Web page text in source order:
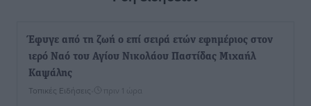
Έφυγε από τη ζωή ο επί σειρά ετών εφημέριος στον
ιερό Ναό του Αγίου Νικολάου Παστίδας Μιχαήλ
Καψάλης
Τοπικές Ειδήσεις πριν 1 ώρα